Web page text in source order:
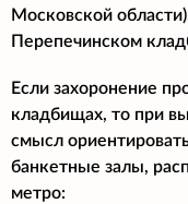
Московской
Перепечинском
Если захоронение
кладбищах, то при
смысл
банкетные залы,
метро: